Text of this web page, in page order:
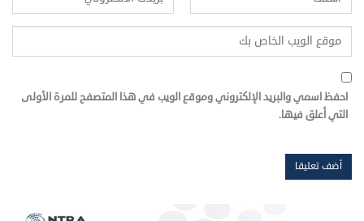
احفظ اسمي والبريد الإلكتروني وموقع الويب في هذا المتصفح للمرة الأولى
التي أعلق فيها.